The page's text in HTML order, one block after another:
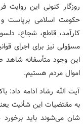
روزگار کنونی این روایت
حکومت اسلامی برپاست و
کارآمد، قاطع، شجاع،
مسؤولی نیز برای اجرای
این وجود متأسفانه
اموال مردم هستیم.
آیت الله رشاد ادامه داد:
به مقتضیات این شأنیت
شان می‌شوند باید